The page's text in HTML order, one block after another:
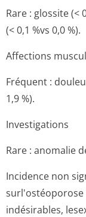
Rare : glossite (<
(< 0,1 %vs 0,0 %).
Affections
Fréquent :
1,9 %).
Investigations
Rare : anomalie
Incidence non
surl'ostéoporose
indésirables,